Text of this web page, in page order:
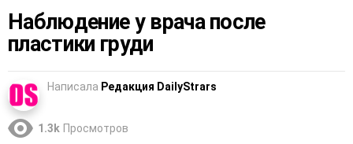
Наблюдение у врача после
пластики груди
Написала Редакция DailyStrars
1.3k Просмотров